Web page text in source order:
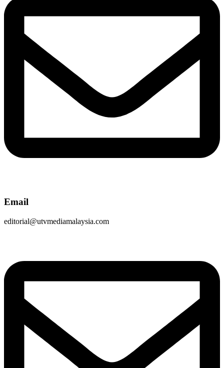
Email
editorial@utvmediamalaysia.com